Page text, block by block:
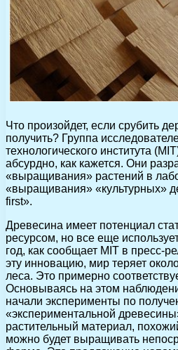
Что произойдет, если срубить
получить? Группа
технологического института
абсурдно, как кажется. Они
«выращивания» растений в
«выращивания» «культурных»
first».
Древесина имеет потенциал
ресурсом, но все еще
год, как сообщает MIT в пресс-
эту инновацию, мир теряет
леса. Это примерно
Основываясь на этом
начали эксперименты по
«экспериментальной
растительный материал,
можно будет выращивать